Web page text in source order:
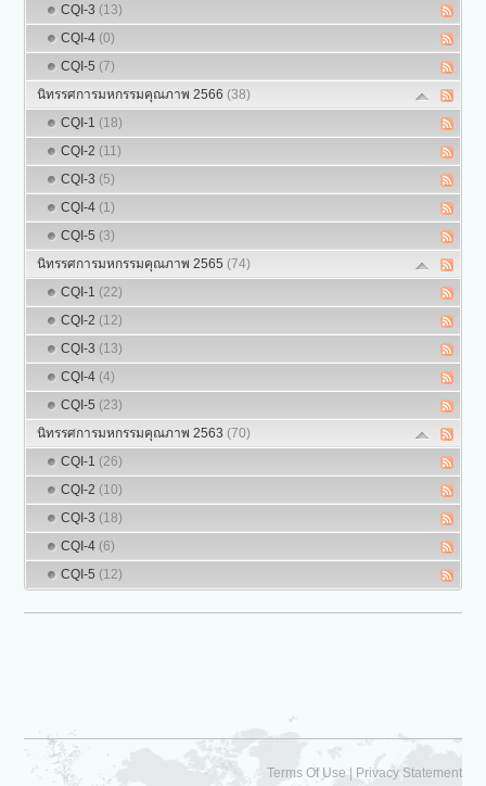
CQI-3 (13)
CQI-4 (0)
CQI-5 (7)
นิทรรศการมหกรรมคุณภาพ 2566 (38)
CQI-1 (18)
CQI-2 (11)
CQI-3 (5)
CQI-4 (1)
CQI-5 (3)
นิทรรศการมหกรรมคุณภาพ 2565 (74)
CQI-1 (22)
CQI-2 (12)
CQI-3 (13)
CQI-4 (4)
CQI-5 (23)
นิทรรศการมหกรรมคุณภาพ 2563 (70)
CQI-1 (26)
CQI-2 (10)
CQI-3 (18)
CQI-4 (6)
CQI-5 (12)
Terms Of Use | Privacy Statement